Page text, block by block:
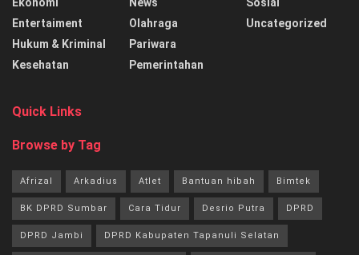
Ekonomi
Entertaiment
Hukum & Kriminal
Kesehatan
News
Olahraga
Pariwara
Pemerintahan
Sosial
Uncategorized
Quick Links
Browse by Tag
Afrizal Arkadius Atlet Bantuan hibah Bimtek
BK DPRD Sumbar Cara Tidur Desrio Putra DPRD
DPRD Jambi DPRD Kabupaten Tapanuli Selatan